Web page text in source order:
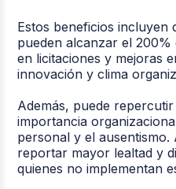
Estos beneficios incluyen
pueden alcanzar el
en licitaciones y mejoras
innovación y clima
Además, puede
importancia
personal y el
reportar mayor lealtad y
quienes no implementan